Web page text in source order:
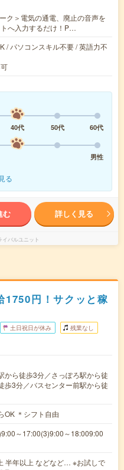
ク＞電気の通電、廃止の音声を
へ入力するだけ！P…
/ パソコンスキル不要 / 英語力不
40代 50代
60代
男性
る
む 詳しく見る
イバルユニット
1750円！サクッと稼
土日祝日が休み 残業なし
から徒歩3分／さっぽろ駅から徒
歩3分／バスセンター前駅から徒
OK ＊シフト自由
～17:00(3)9:00～18:009:00
半年以上 などなど… ※お試しで